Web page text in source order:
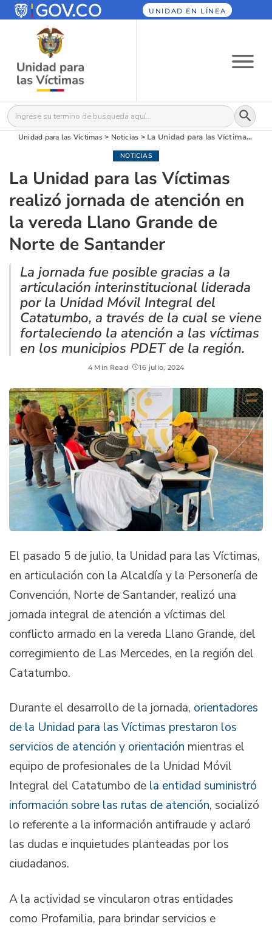
UNIDAD EN LÍNEA
Buscar: Botón
Unidad para las Víctimas> Noticias > La Unidad para las Víctimas realizó jornada de atención en la vereda Llano Grande de Norte de Santander
NOTICIAS
La Unidad para las Víctimas
realizó jornada de atención en
la vereda Llano Grande de
Norte de Santander
La jornada fue posible gracias a la
articulación interinstitucional liderada
por la Unidad Móvil Integral del
Catatumbo, a través de la cual se viene
fortaleciendo la atención a las víctimas
en los municipios PDET de la región.
4 Min Read 16 julio, 2024
El pasado 5 de julio, la Unidad para las Víctimas,
en articulación con la Alcaldía y la Personería de
Convención, Norte de Santander, realizó una
jornada integral de atención a víctimas del
conflicto armado en la vereda Llano Grande, del
corregimiento de Las Mercedes, en la región del
Catatumbo.
Durante el desarrollo de la jornada, orientadores
de la Unidad para las Víctimas prestaron los
servicios de atención y orientación mientras el
equipo de profesionales de la Unidad Móvil
Integral del Catatumbo de la entidad suministró
información sobre las rutas de atención, socializó
lo referente a la información antifraude y aclaró
las dudas e inquietudes planteadas por los
ciudadanos.
A la actividad se vincularon otras entidades
como Profamilia, para brindar servicios e